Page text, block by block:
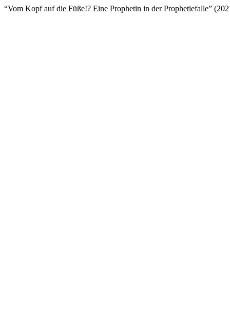
“Vom Kopf auf die Füße!? Eine Prophetin in der Prophetiefalle”